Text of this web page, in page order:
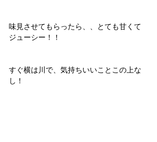
味見させてもらったら、、とても甘くて
ジューシー！！
すぐ横は川で、気持ちいいことこの上な
し！